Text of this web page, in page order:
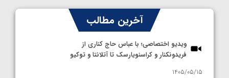
آخرین مطالب
ویدیو اختصاصی؛ با عباس حاج کناری از
فریدونکنار و کراسنویارسک تا آتلانتا و توکیو
1405/05/15